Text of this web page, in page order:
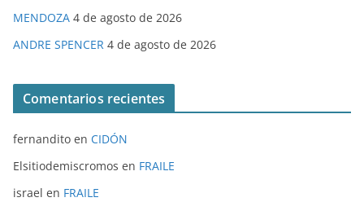
MENDOZA 4 de agosto de 2026
ANDRE SPENCER 4 de agosto de 2026
Comentarios recientes
fernandito en CIDÓN
Elsitiodemiscromos en FRAILE
israel en FRAILE